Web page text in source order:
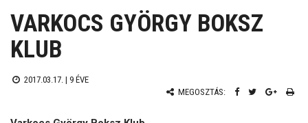
VARKOCS GYÖRGY BOKSZ
KLUB
2017.03.17. | 9 ÉVE
MEGOSZTÁS: